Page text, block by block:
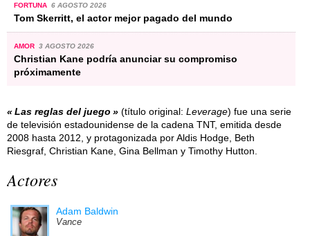
FORTUNA 6 AGOSTO 2026
Tom Skerritt, el actor mejor pagado del mundo
AMOR 3 AGOSTO 2026
Christian Kane podría anunciar su compromiso
próximamente
Las reglas del juego (título original: Leverage) fue una serie
de televisión estadounidense de la cadena TNT, emitida desde
2008 hasta 2012, y protagonizada por Aldis Hodge, Beth
Riesgraf, Christian Kane, Gina Bellman y Timothy Hutton.
Actores
Adam Baldwin
Vance